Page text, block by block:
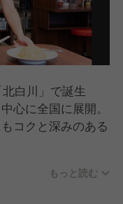
白川」で誕生
心に全国に展開。
コクと深みのある
ただいています。
もっと読む